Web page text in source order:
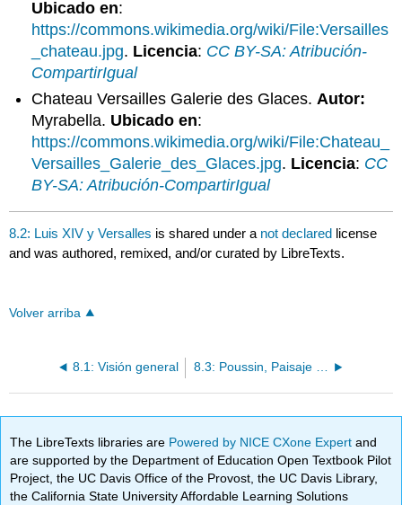
Ubicado en:
https://commons.wikimedia.org/wiki/File:Versailles
_chateau.jpg. Licencia: CC BY-SA: Atribución-
CompartirIgual
Chateau Versailles Galerie des Glaces. Autor:
Myrabella. Ubicado en:
https://commons.wikimedia.org/wiki/File:Chateau_
Versailles_Galerie_des_Glaces.jpg. Licencia: CC
BY-SA: Atribución-CompartirIgual
8.2: Luis XIV y Versalles is shared under a not declared license
and was authored, remixed, and/or curated by LibreTexts.
Volver arriba
8.1: Visión general
The LibreTexts libraries are Powered by NICE CXone Expertand
are supported by the Department of Education Open Textbook Pilot
Project, the UC Davis Office of the Provost, the UC Davis Library,
the California State University Affordable Learning Solutions